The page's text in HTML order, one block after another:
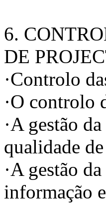
6.
DE
·Controlo
·O controlo
·A gestão
qualidade
·A gestão
informação